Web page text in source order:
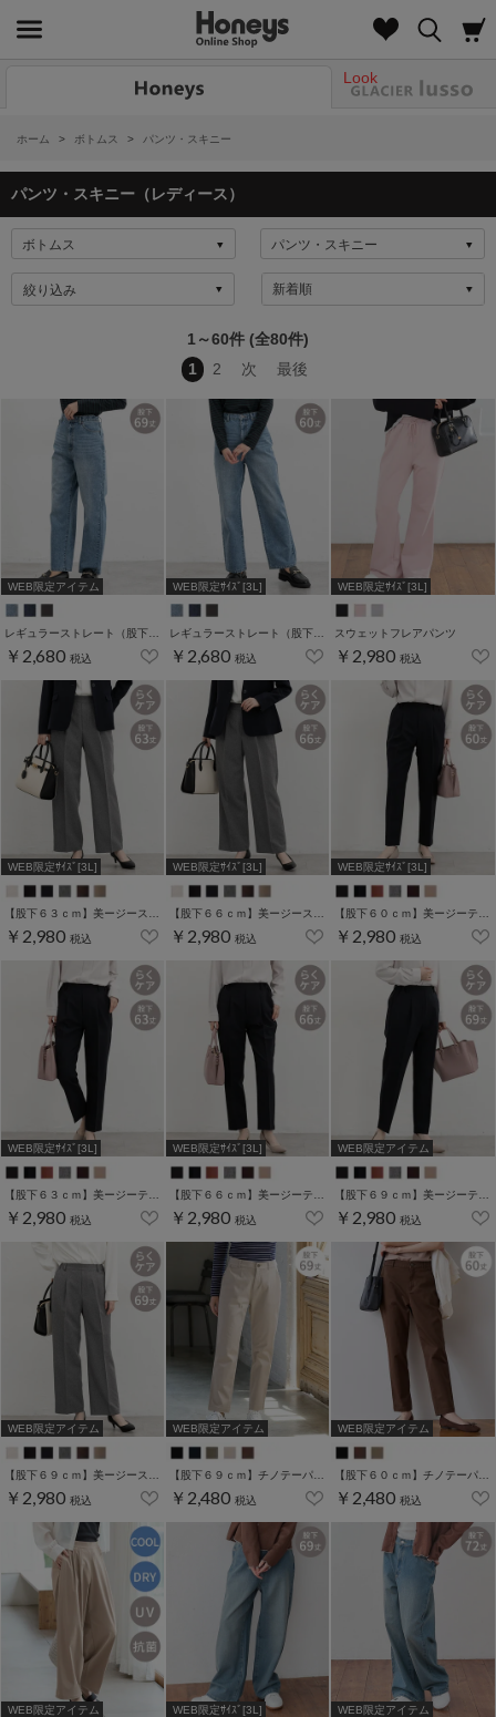
Look
ホーム > ボトムス > パンツ・スキニー
パンツ・スキニー（レディース）
絞り込み
1～60件 (全80件)
1
2 次 最後
WEB限定アイテム
￥2,680 税込
WEB限定ｻｲｽﾞ[3L]
￥2,680 税込
WEB限定ｻｲｽﾞ[3L]
スウェットフレアパンツ
￥2,980 税込
WEB限定ｻｲｽﾞ[3L]
￥2,980 税込
WEB限定ｻｲｽﾞ[3L]
￥2,980 税込
WEB限定ｻｲｽﾞ[3L]
￥2,980 税込
WEB限定ｻｲｽﾞ[3L]
￥2,980 税込
WEB限定ｻｲｽﾞ[3L]
￥2,980 税込
WEB限定アイテム
￥2,980 税込
WEB限定アイテム
【股下６９ｃｍ】美ージーストレート(股下63/66/69cm展開)
￥2,980 税込
WEB限定アイテム
【股下６９ｃｍ】チノテーパード(股下60/63/66/69cm展開)
￥2,480 税込
WEB限定アイテム
【股下６０ｃｍ】チノテーパード(股下60/63/66/69cm展開)
￥2,480 税込
WEB限定アイテム WEB限定ｻｲｽﾞ[3L] WEB限定アイテム